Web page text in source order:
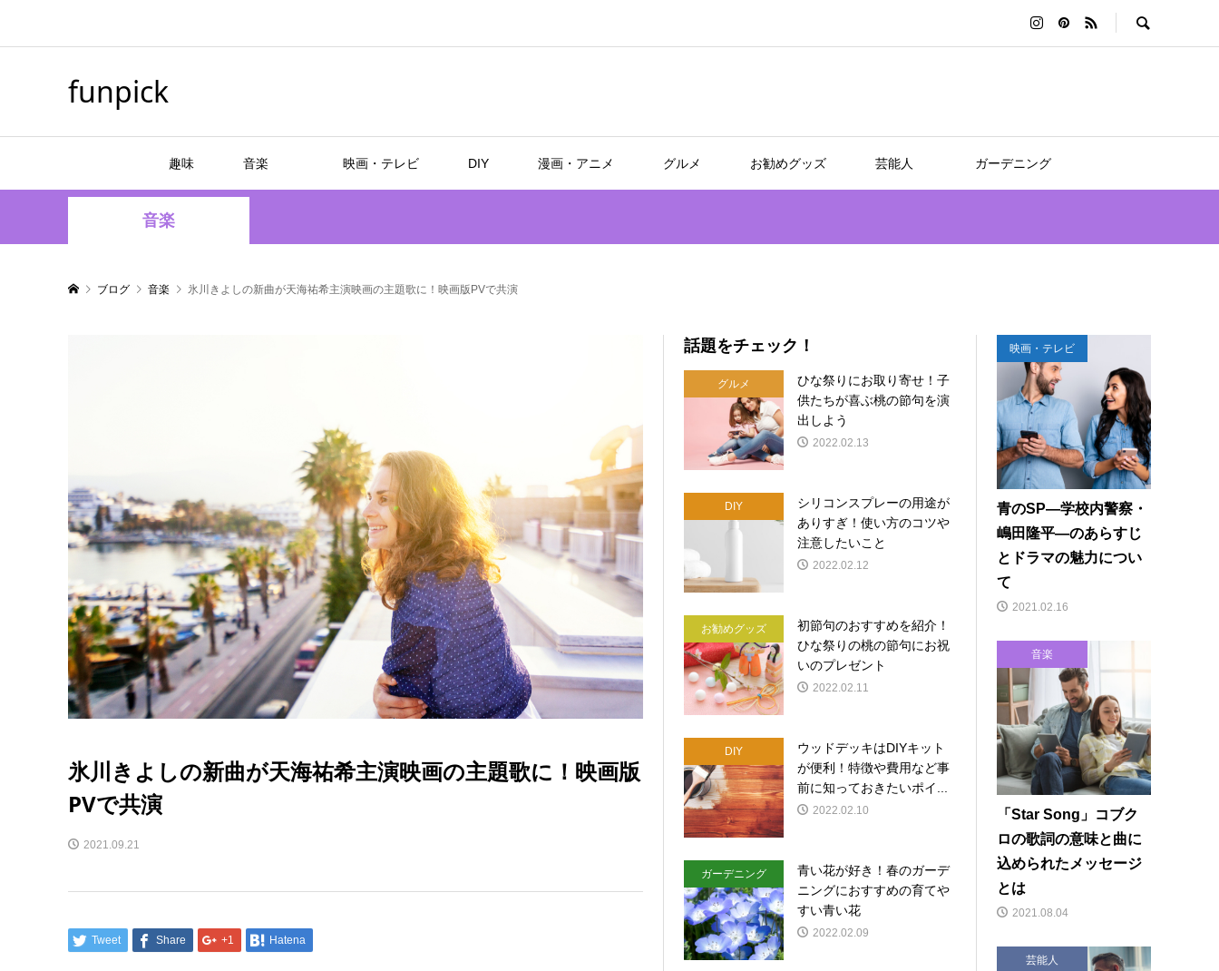
funpick
趣味 音楽 映画・テレビ DIY 漫画・アニメ グルメ お勧めグッズ 芸能人 ガーデニング
音楽
ブログ 音楽 氷川きよしの新曲が天海祐希主演映画の主題歌に！映画版PVで共演
氷川きよしの新曲が天海祐希主演映画の主題歌に！映画版
PVで共演
2021.09.21
Tweet Share +1 Hatena
話題をチェック！
グルメ
ひな祭りにお取り寄せ！子
供たちが喜ぶ桃の節句を演
出しよう
2022.02.13
DIY
シリコンスプレーの用途が
ありすぎ！使い方のコツや
注意したいこと
2022.02.12
お勧めグッズ
初節句のおすすめを紹介！
ひな祭りの桃の節句にお祝
いのプレゼント
2022.02.11
DIY
ウッドデッキはDIYキット
が便利！特徴や費用など事
前に知っておきたいポイ...
2022.02.10
ガーデニング
青い花が好き！春のガーデ
ニングにおすすめの育てや
すい青い花
2022.02.09
映画・テレビ
青のSP―学校内警察・
嶋田隆平―のあらすじ
とドラマの魅力につい
て
2021.02.16
音楽
「Star Song」コブク
ロの歌詞の意味と曲に
込められたメッセージ
とは
2021.08.04
芸能人